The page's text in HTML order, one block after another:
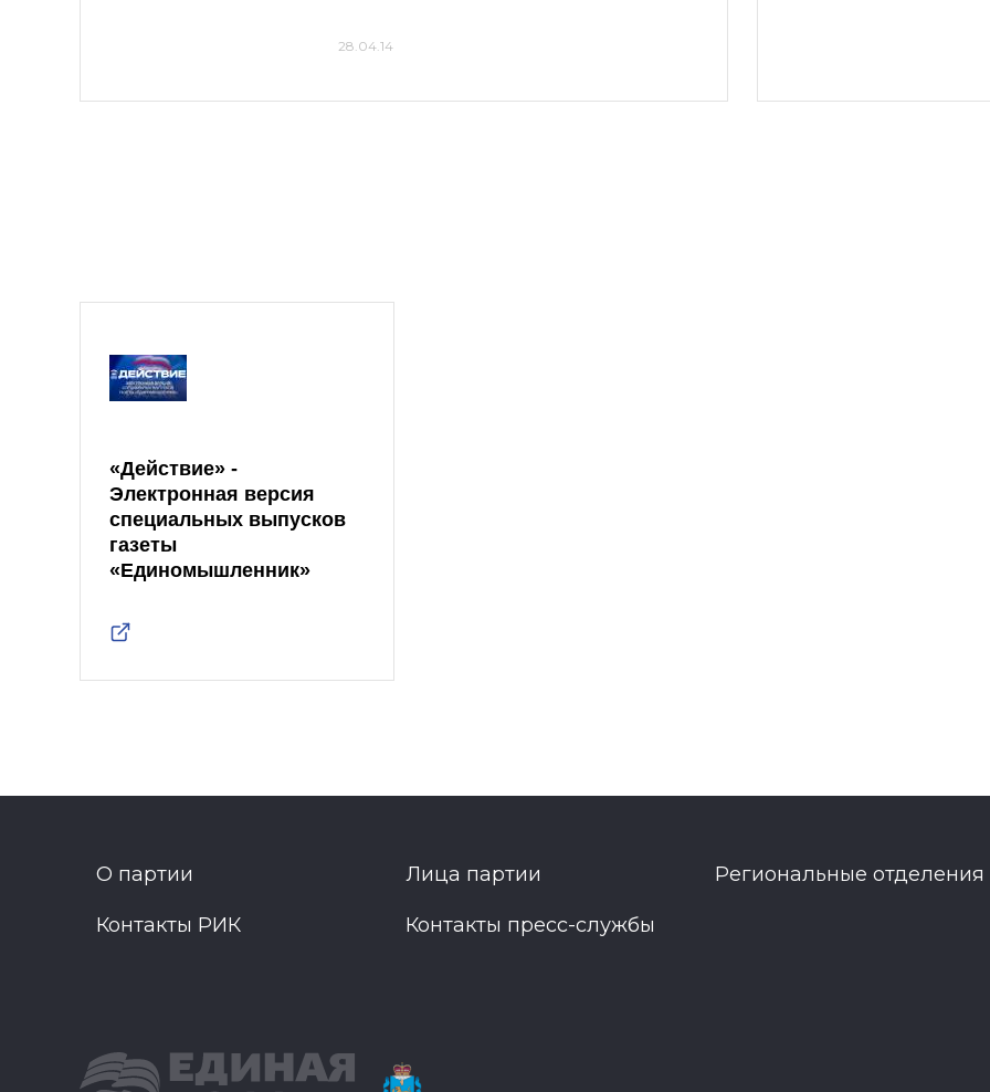
28.04.14
«Действие» -
Электронная версия
специальных выпусков
газеты
«Единомышленник»
О партии Лица партии Региональные отделения
Контакты РИК Контакты пресс-службы